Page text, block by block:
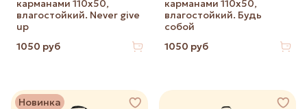
карманами 110х50,
влагостойкий. Never give
up
1050 руб
карманами 110х50,
влагостойкий. Будь
собой
1050 руб
Новинка